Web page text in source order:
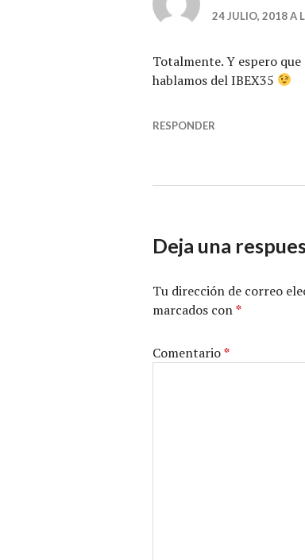
24 JULIO, 2018 A
Totalmente. Y espero
hablamos del IBEX35
RESPONDER
Deja una
Tu dirección de correo
marcados con*
Comentario*